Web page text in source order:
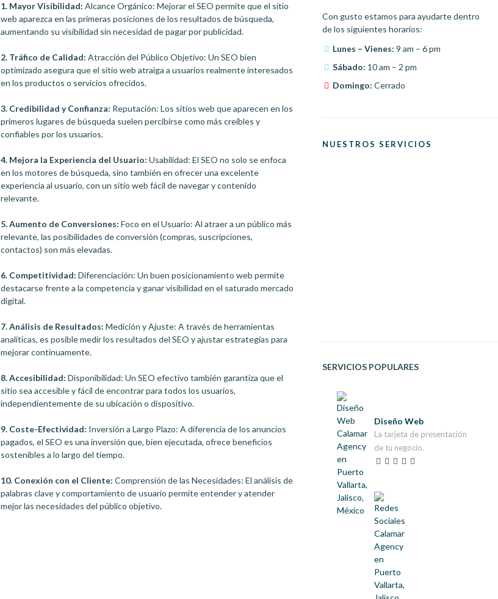
1. Mayor Visibilidad: Alcance Orgánico: Mejorar el SEO permite que el sitio
web aparezca en las primeras posiciones de los resultados de búsqueda,
aumentando su visibilidad sin necesidad de pagar por publicidad.
2. Tráfico de Calidad: Atracción del Público Objetivo: Un SEO bien
optimizado asegura que el sitio web atraiga a usuarios realmente interesados
en los productos o servicios ofrecidos.
3. Credibilidad y Confianza: Reputación: Los sitios web que aparecen en los
primeros lugares de búsqueda suelen percibirse como más creíbles y
confiables por los usuarios.
4. Mejora la Experiencia del Usuario:Usabilidad: El SEO no solo se enfoca
en los motores de búsqueda, sino también en ofrecer una excelente
experiencia al usuario, con un sitio web fácil de navegar y contenido
relevante.
5. Aumento de Conversiones: Foco en el Usuario: Al atraer a un público más
relevante, las posibilidades de conversión (compras, suscripciones,
contactos) son más elevadas.
6. Competitividad: Diferenciación: Un buen posicionamiento web permite
destacarse frente a la competencia y ganar visibilidad en el saturado mercado
digital.
7. Análisis de Resultados: Medición y Ajuste: A través de herramientas
analíticas, es posible medir los resultados del SEO y ajustar estrategias para
mejorar continuamente.
8. Accesibilidad: Disponibilidad: Un SEO efectivo también garantiza que el
sitio sea accesible y fácil de encontrar para todos los usuarios,
independientemente de su ubicación o dispositivo.
9. Coste-Efectividad: Inversión a Largo Plazo: A diferencia de los anuncios
pagados, el SEO es una inversión que, bien ejecutada, ofrece beneficios
sostenibles a lo largo del tiempo.
10. Conexión con el Cliente: Comprensión de las Necesidades: El análisis de
palabras clave y comportamiento de usuario permite entender y atender
mejor las necesidades del público objetivo.
Con gusto estamos para ayudarte dentro
de los siguientes horarios:
Lunes – Vienes: 9 am – 6 pm
Sábado: 10 am – 2 pm
Domingo: Cerrado
NUESTROS SERVICIOS
SERVICIOS POPULARES
Diseño Web
La tarjeta de presentación
de tu negocio.